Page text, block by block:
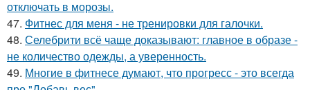
отключать в морозы.
47. Фитнес для меня - не тренировки для галочки.
48. Селебрити всё чаще доказывают: главное в образе -
не количество одежды, а уверенность.
49. Многие в фитнесе думают, что прогресс - это всегда